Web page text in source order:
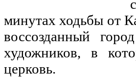
минутах ходьбы от
воссозданный
художников, в
церковь.